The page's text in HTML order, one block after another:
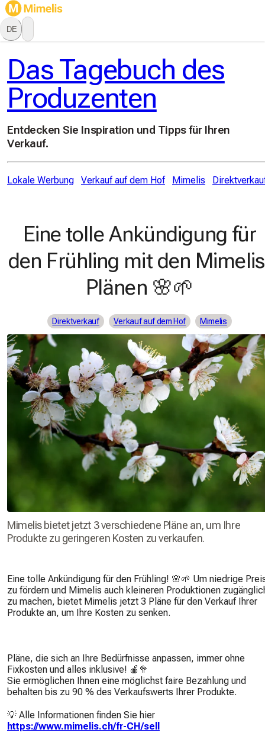
DE
Das Tagebuch des
Produzenten
Entdecken Sie Inspiration und Tipps für Ihren
Verkauf.
Lokale Werbung Verkauf auf dem Hof Mimelis
Eine tolle Ankündigung für
den Frühling mit den
Plänen 🌸🌱
Direktverkauf Verkauf auf dem Hof Mimelis
Mimelis bietet jetzt 3 verschiedene Pläne an, um Ihre
Produkte zu geringeren Kosten zu verkaufen.
Eine tolle Ankündigung für den Frühling! 🌸🌱 Um niedrige
zu fördern und Mimelis auch kleineren Produktionen
zu machen, bietet Mimelis jetzt 3 Pläne für den Verkauf Ihrer
Produkte an, um Ihre Kosten zu senken.
Pläne, die sich an Ihre Bedürfnisse anpassen, immer ohne
Fixkosten und alles inklusive! 🍎🥦
Sie ermöglichen Ihnen eine möglichst faire Bezahlung und
behalten bis zu 90 % des Verkaufswerts Ihrer Produkte.
💡 Alle Informationen finden Sie hier
https://www.mimelis.ch/fr-CH/sell